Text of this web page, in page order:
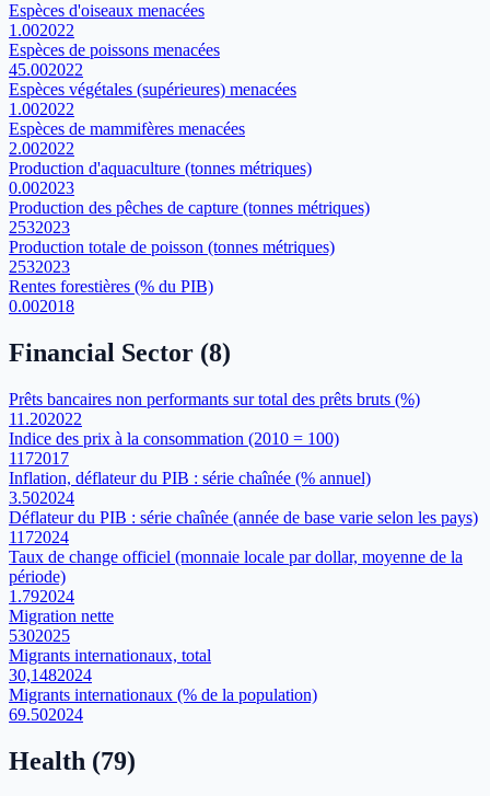
Espèces d'oiseaux menacées
1.002022
Espèces de poissons menacées
45.002022
Espèces végétales (supérieures) menacées
1.002022
Espèces de mammifères menacées
2.002022
Production d'aquaculture (tonnes métriques)
0.002023
Production des pêches de capture (tonnes métriques)
2532023
Production totale de poisson (tonnes métriques)
2532023
Rentes forestières (% du PIB)
0.002018
Financial Sector (8)
Prêts bancaires non performants sur total des prêts bruts (%)
11.202022
Indice des prix à la consommation (2010 = 100)
1172017
Inflation, déflateur du PIB : série chaînée (% annuel)
3.502024
Déflateur du PIB : série chaînée (année de base varie selon les pays)
1172024
Taux de change officiel (monnaie locale par dollar, moyenne de la
période)
1.792024
Migration nette
5302025
Migrants internationaux, total
30,1482024
Migrants internationaux (% de la population)
69.502024
Health (79)